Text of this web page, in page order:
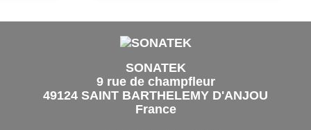
SONATEK
9 rue de champfleur
49124 SAINT BARTHELEMY D'ANJOU
France